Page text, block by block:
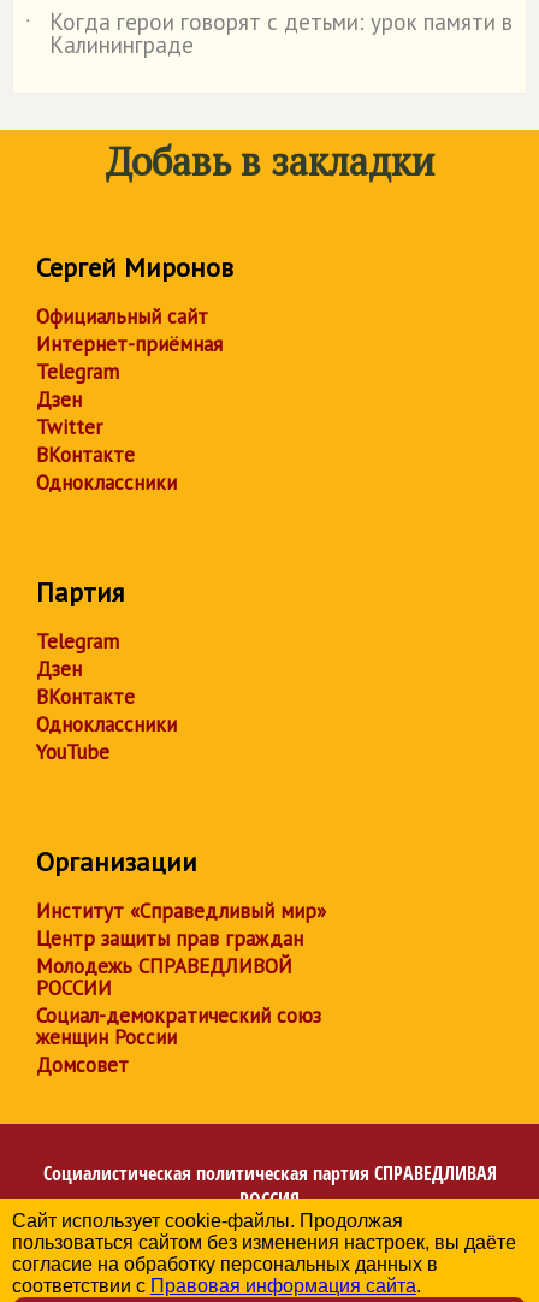
˙
Когда герои говорят с детьми: урок памяти в
Калининграде
Добавь в закладки
Сергей Миронов
Официальный сайт
Интернет-приёмная
Telegram
Дзен
Twitter
ВКонтакте
Одноклассники
Партия
Telegram
Дзен
ВКонтакте
Одноклассники
YouTube
Организации
Институт «Справедливый мир»
Центр защиты прав граждан
Молодежь СПРАВЕДЛИВОЙ
РОССИИ
Социал-демократический союз
женщин России
Домсовет
Социалистическая политическая партия СПРАВЕДЛИВАЯ
РОССИЯ
Региональное отделение партии в Калининградской
области
© 2006-2026
Сайт использует cookie-файлы. Продолжая
пользоваться сайтом без изменения настроек, вы даёте
согласие на обработку персональных данных в
соответствии с Правовая информация сайта.